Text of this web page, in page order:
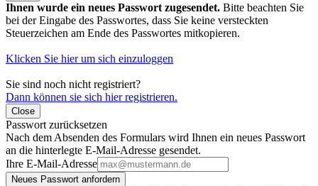
Ihnen wurde ein neues Passwort zugesendet. Bitte beachten Sie
bei der Eingabe des Passwortes, dass Sie keine versteckten
Steuerzeichen am Ende des Passwortes mitkopieren.
Klicken Sie hier um sich einzuloggen
Sie sind noch nicht registriert?
Dann können sie sich hier registrieren.
Close
Passwort zurücksetzen
Nach dem Absenden des Formulars wird Ihnen ein neues Passwort
an die hinterlegte E-Mail-Adresse gesendet.
Ihre E-Mail-Adresse
Neues Passwort anfordern